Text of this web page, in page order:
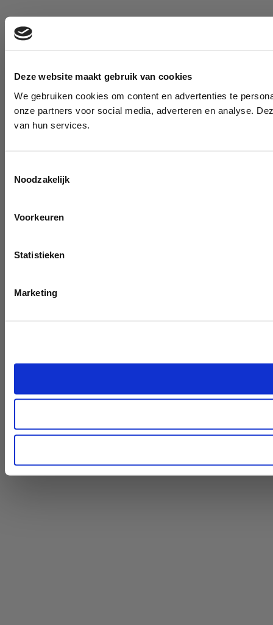
Deze website maakt gebruik van cookies
We gebruiken cookies om content en advertenties te
onze partners voor social media, adverteren en analyse.
van hun services.
Noodzakelijk
Voorkeuren
Statistieken
Marketing